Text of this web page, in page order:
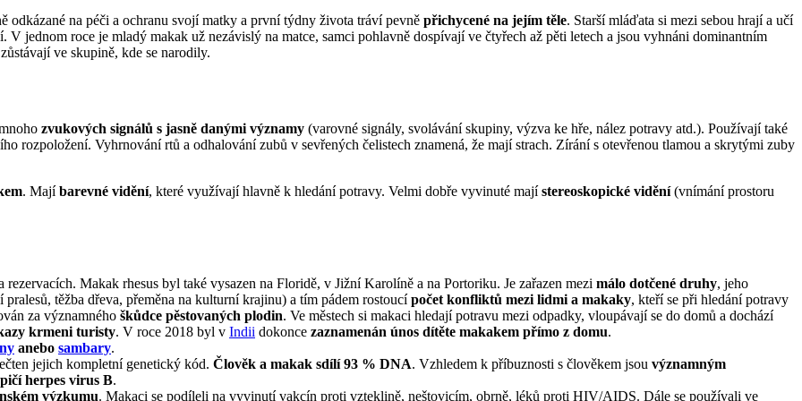
odkázané na péči a ochranu svojí matky a první týdny života tráví pevně přichycené na jejím těle. Starší mláďata si mezi sebou hrají a učí
jednom roce je mladý makak už nezávislý na matce, samci pohlavně dospívají ve čtyřech až pěti letech a jsou vyhnáni dominantním
ve skupině, kde se narodily.
zvukových signálů s jasně danými významy (varovné signály, svolávání skupiny, výzva ke hře, nález potravy atd.). Používají také
rozpoložení. Vyhrnování rtů a odhalování zubů v sevřených čelistech znamená, že mají strach. Zírání s otevřenou tlamou a skrytými zuby
. Majíbarevné vidění, které využívají hlavně k hledání potravy. Velmi dobře vyvinuté majístereoskopické vidění(vnímání prostoru
Makak rhesus byl také vysazen na Floridě, v Jižní Karolíně a na Portoriku. Je zařazen mezi málo dotčené druhy, jeho
pralesů, těžba dřeva, přeměna na kulturní krajinu) a tím pádem rostoucípočet konfliktů mezi lidmi a makaky, kteří se při hledání potravy
za významného škůdce pěstovaných plodin. Ve městech si makaci hledají potravu mezi odpadky, vloupávají se do domů a dochází
krmeni turisty. V roce 2018 byl v Indii dokonce zaznamenán únos dítěte makakem přímo z domu.
anebo sambary.
jejich kompletní genetický kód. Člověk a makak sdílí 93 % DNA. Vzhledem k příbuznosti s člověkem jsou významným
herpes virus B.
výzkumu. Makaci se podíleli na vyvinutí vakcín proti vzteklině, neštovicím, obrně, léků proti HIV/AIDS. Dále se používali ve